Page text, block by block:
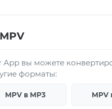
вы можете
форматы:
MPV в MP3 MPV